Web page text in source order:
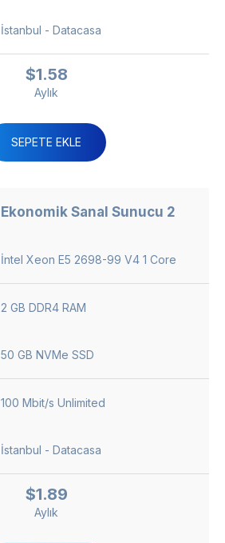
İstanbul - Datacasa
$1.58
Aylık
SEPETE EKLE
Ekonomik Sanal Sunucu 2
İntel Xeon E5 2698-99 V4 1 Core
2 GB DDR4 RAM
50 GB NVMe SSD
100 Mbit/s Unlimited
İstanbul - Datacasa
$1.89
Aylık